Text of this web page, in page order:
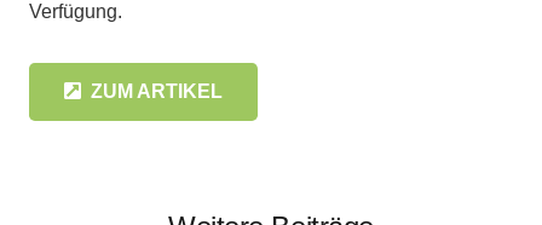
Verfügung.
ZUM ARTIKEL